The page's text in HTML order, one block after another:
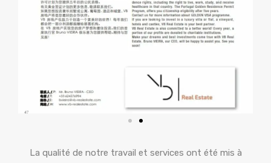
l’honneur par le célèbre magazineLPS CHINA.